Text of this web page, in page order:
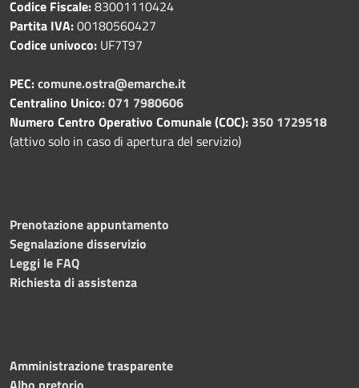
Codice Fiscale:83001110424
Partita IVA:00180560427
Codice univoco: UF7T97
PEC:comune.ostra@emarche.it
Centralino Unico:071 7980606
Numero Centro Operativo Comunale (COC): 350 1729518
(attivo solo in caso di apertura del servizio)
Prenotazione appuntamento
Segnalazione disservizio
Leggi le FAQ
Richiesta di assistenza
Amministrazione trasparente